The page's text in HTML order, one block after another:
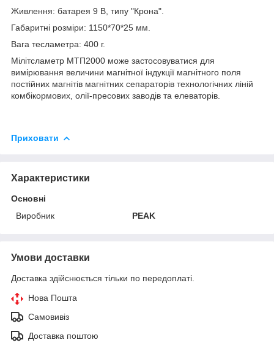
Живлення: батарея 9 В, типу "Крона".
Габаритні розміри: 1150*70*25 мм.
Вага тесламетра: 400 г.
Мілітсламетр МТП2000 може застосовуватися для
вимірювання величини магнітної індукції магнітного поля
постійних магнітів магнітних сепараторів технологічних ліній
комбікормових, олії-пресових заводів та елеваторів.
Приховати
Характеристики
Основні
Виробник
PEAK
Умови доставки
Доставка здійснюється тільки по передоплаті.
Нова Пошта
Самовивіз
Доставка поштою